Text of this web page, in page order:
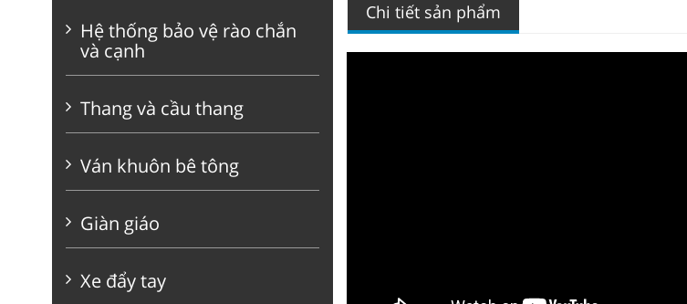
Hệ thống bảo vệ rào chắn
và cạnh
Thang và cầu thang
Ván khuôn bê tông
Giàn giáo
Xe đẩy tay
Chi tiết sản phẩm